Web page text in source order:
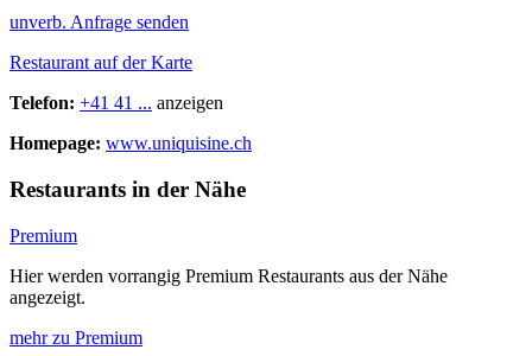
unverb. Anfrage senden
Restaurant auf der Karte
Telefon: +41 41 ... anzeigen
Homepage: www.uniquisine.ch
Restaurants in der Nähe
Premium
Hier werden vorrangig Premium Restaurants aus der Nähe
angezeigt.
mehr zu Premium